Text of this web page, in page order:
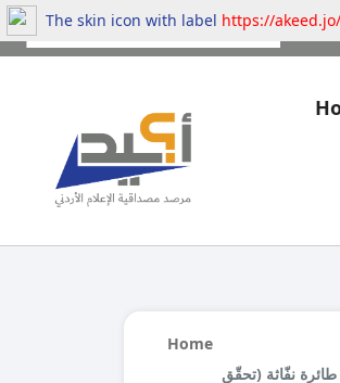
Home
The skin icon with label https://